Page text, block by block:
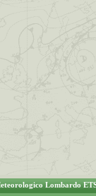
Lombardo